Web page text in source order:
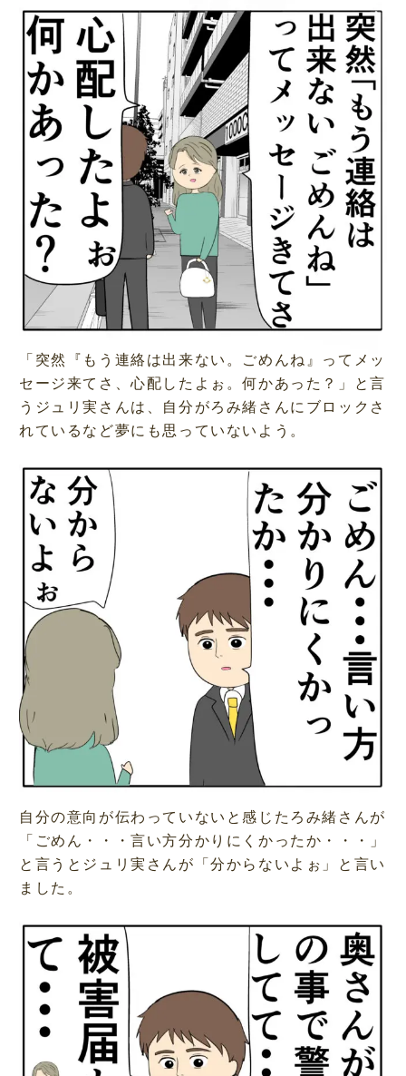
「突然『もう連絡は出来ない。ごめんね』ってメッ
セージ来てさ、心配したよぉ。何かあった？」と言
うジュリ実さんは、自分がろみ緒さんにブロックさ
れているなど夢にも思っていないよう。
自分の意向が伝わっていないと感じたろみ緒さんが
「ごめん・・・言い方分かりにくかったか・・・」
と言うとジュリ実さんが「分からないよぉ」と言い
ました。